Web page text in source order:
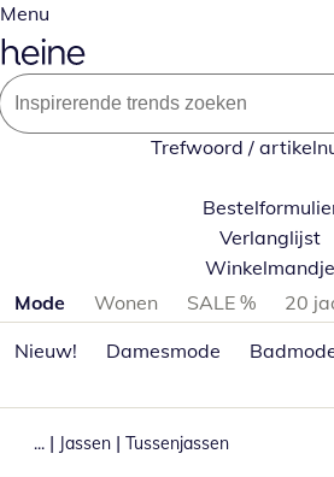
Menu
Trefwoord /
Verlanglijst
Winkelmandje
Productcategorieën overslaan
Mode Wonen SALE %
20
Nieuw!
Damesmode
... | Jassen | Tussenjassen